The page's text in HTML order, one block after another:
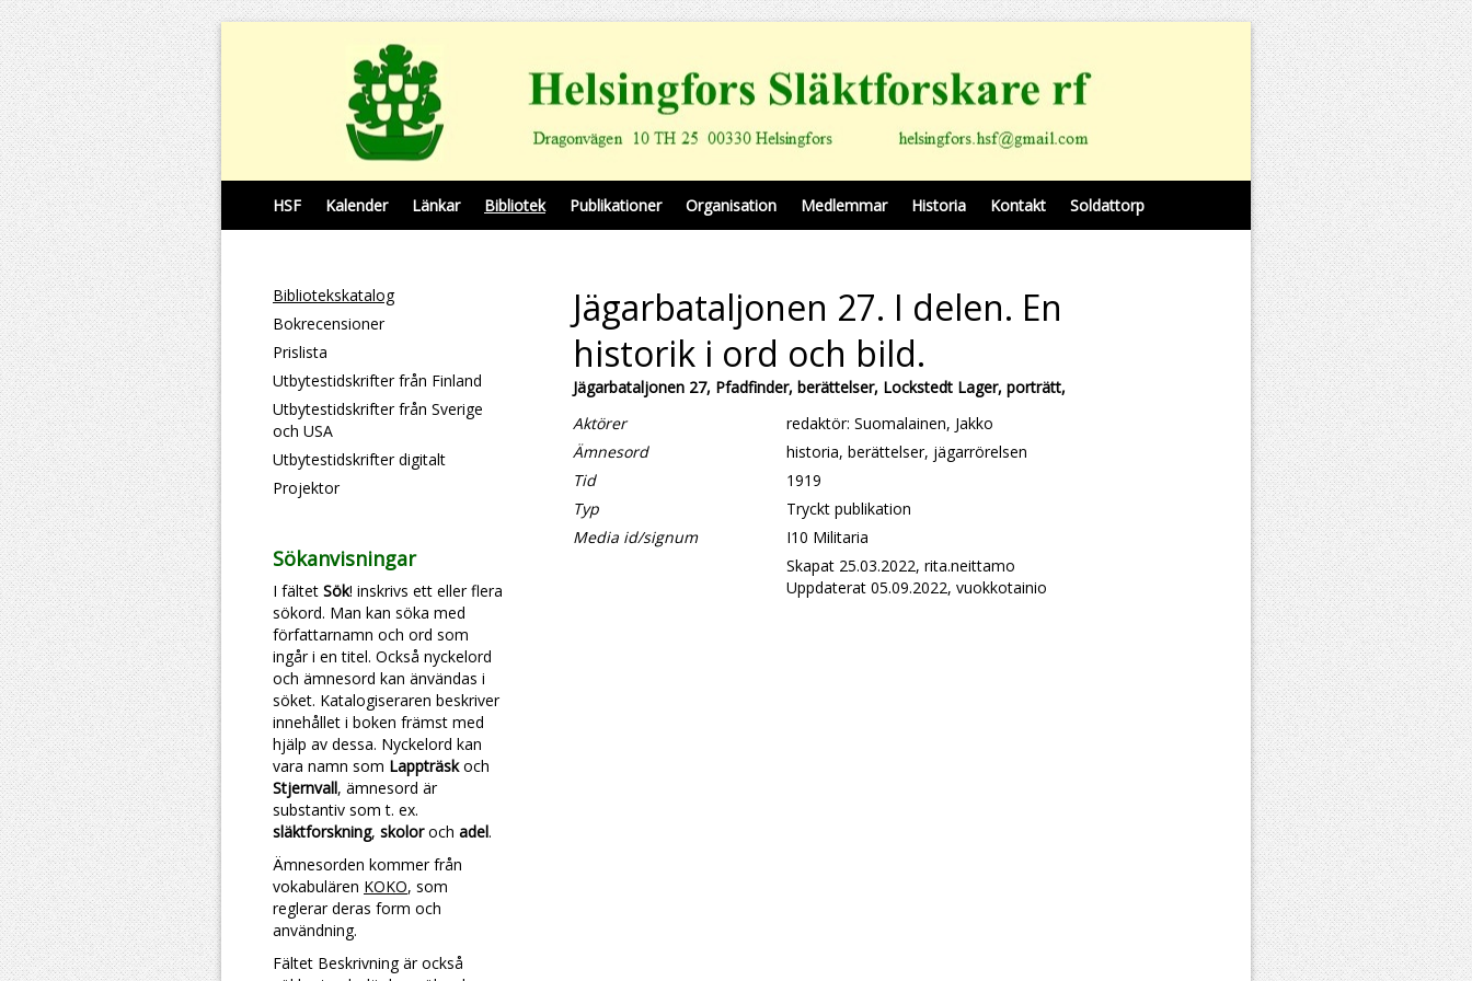
HSF Kalender Länkar Bibliotek Publikationer Organisation Medlemmar Historia Kontakt Soldattorp
Bibliotekskatalog
Bokrecensioner
Prislista
Utbytestidskrifter från Finland
Utbytestidskrifter från Sverige
och USA
Utbytestidskrifter digitalt
Projektor
Sökanvisningar
I fältet Sök! inskrivs ett eller flera
sökord. Man kan söka med
författarnamn och ord som
ingår i en titel. Också nyckelord
och ämnesord kan änvändas i
söket. Katalogiseraren beskriver
innehållet i boken främst med
hjälp av dessa. Nyckelord kan
vara namn som Lappträskoch
Stjernvall, ämnesord är
substantiv som t. ex.
släktforskning, skoloroch adel.
Ämnesorden kommer från
vokabulären KOKO, som
reglerar deras form och
användning.
Fältet Beskrivning är också
Jägarbataljonen 27. I delen. En
historik i ord och bild.
Jägarbataljonen 27, Pfadfinder, berättelser, Lockstedt Lager, porträtt,
Aktörer
redaktör: Suomalainen, Jakko
Ämnesord
historia, berättelser, jägarrörelsen
Tid
1919
Typ
Tryckt publikation
Media id/signum
I10 Militaria
Skapat 25.03.2022, rita.neittamo
Uppdaterat 05.09.2022, vuokkotainio